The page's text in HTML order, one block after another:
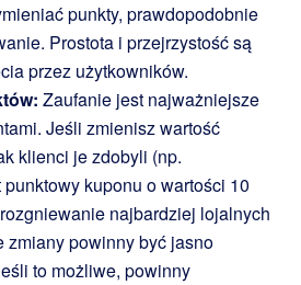
punkty, prawdopodobnie
Prostota i przejrzystość są
przez użytkowników.
Zaufanie jest najważniejsze
Jeśli zmienisz wartość
klienci je zdobyli (np.
kuponu o wartości 10
najbardziej lojalnych
zmiany powinny być jasno
to możliwe, powinny